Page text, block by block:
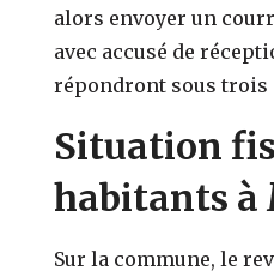
alors envoyer un
avec accusé de
répondront sous trois
Situation
habitants à
Sur la commune, le